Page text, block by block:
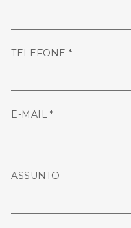
TELEFONE *
E-MAIL *
ASSUNTO